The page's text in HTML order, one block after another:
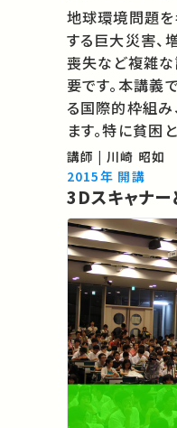
地球環境問題
する巨大災害、
喪失など複雑
要です。本講義
る国際的枠組み
ます。特に貧困
での具体的事例
に向けた自然科
講師 | 川崎 昭如
2015年 開講
3Dスキャナー